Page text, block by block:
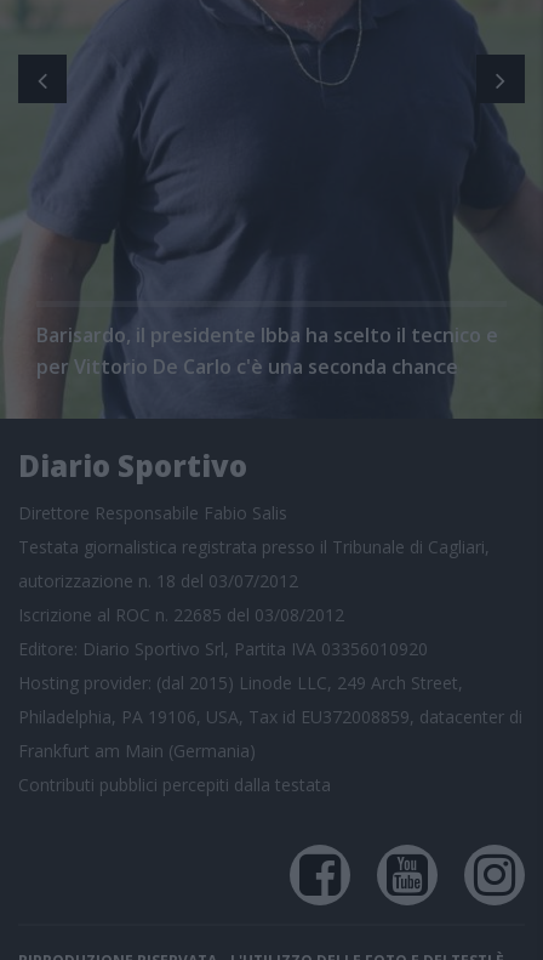
Barisardo, il presidente Ibba ha scelto il tecnico e
per Vittorio De Carlo c'è una seconda chance
Diario Sportivo
Direttore Responsabile Fabio Salis
Testata giornalistica registrata presso il Tribunale di Cagliari,
autorizzazione n. 18 del 03/07/2012
Iscrizione al ROC n. 22685 del 03/08/2012
Editore: Diario Sportivo Srl, Partita IVA 03356010920
Hosting provider: (dal 2015) Linode LLC, 249 Arch Street,
Philadelphia, PA 19106, USA, Tax id EU372008859, datacenter di
Frankfurt am Main (Germania)
Contributi pubblici percepiti dalla testata